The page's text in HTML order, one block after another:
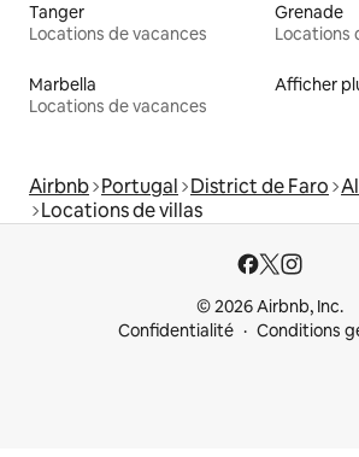
Tanger
Locations de vacances
Grenade
Locations
Marbella
Locations de vacances
Afficher
Airbnb Portugal District de Faro
Locations de villas
© 2026 Airbnb, Inc.
Confidentialité
Conditions